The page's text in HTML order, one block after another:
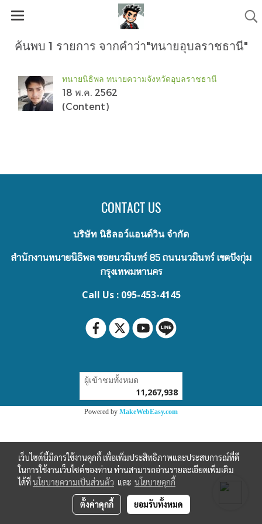
ค้นพบ 1 รายการ จากคำว่า"ทนายอุบลราชธานี"
ทนายนิธิพล ทนายความจังหวัดอุบลราชธานี
18 พ.ค. 2562
(Content)
CONTACT US
บริษัท นิธิลอว์แอนด์วิน จำกัด
สำนักงานทนายนิธิพล ซอยนวมินทร์ 85 ถนนนวมินทร์ เขตบึงกุ่ม
กรุงเทพมหานคร
Call Us : 095-453-4145
ผู้เข้าชมทั้งหมด
11,267,938
Powered by MakeWebEasy.com
เว็บไซต์นี้มีการใช้งานคุกกี้ เพื่อเพิ่มประสิทธิภาพและประสบการณ์ที่ดี
ในการใช้งานเว็บไซต์ของท่าน ท่านสามารถอ่านรายละเอียดเพิ่มเติม
ได้ที่นโยบายความเป็นส่วนตัว และ นโยบายคุกกี้
ตั้งค่าคุกกี้ ยอมรับทั้งหมด